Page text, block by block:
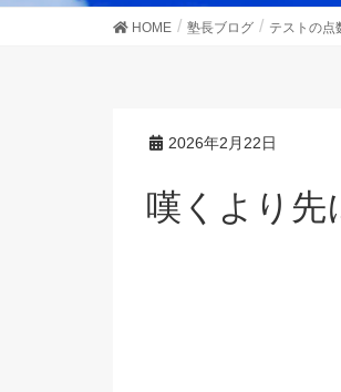
HOME 塾長ブログ テストの点
2026年2月22日
嘆くより